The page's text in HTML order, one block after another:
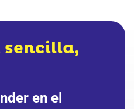
en el